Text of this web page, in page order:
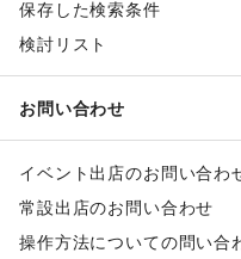
保存した検索条件
検討リスト
お問い合わせ
イベント出店のお問い合わ
常設出店のお問い合わせ
操作方法についての問い合